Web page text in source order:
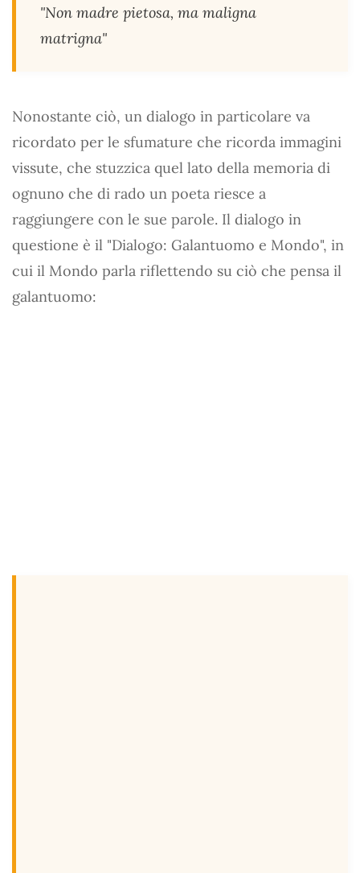
"Non madre pietosa, ma maligna
matrigna"
Nonostante ciò, un dialogo in particolare va
ricordato per le sfumature che ricorda immagini
vissute, che stuzzica quel lato della memoria di
ognuno che di rado un poeta riesce a
raggiungere con le sue parole. Il dialogo in
questione è il "Dialogo: Galantuomo e Mondo", in
cui il Mondo parla riflettendo su ciò che pensa il
galantuomo: